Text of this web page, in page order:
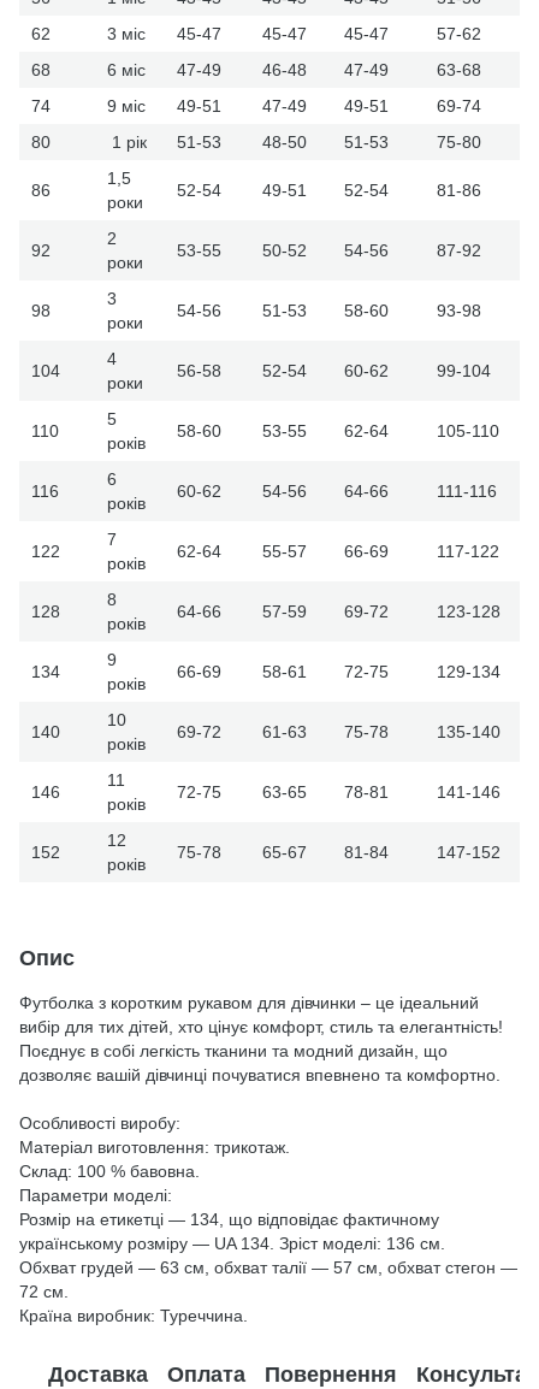
62
3 міс 45-47 45-47 45-47
57-62
68
6 міс 47-49 46-48 47-49
63-68
74
9 міс 49-51 47-49 49-51
69-74
80
1 рік 51-53 48-50 51-53 75-80
86
1,5
роки
52-54 49-51 52-54 81-86
92
2
роки
53-55 50-52 54-56 87-92
98
3
роки
54-56 51-53 58-60 93-98
104
4
роки
56-58 52-54 60-62 99-104
110
5
років
58-60 53-55 62-64 105-110
116
6
років
60-62 54-56 64-66 111-116
122
7
років
62-64 55-57 66-69 117-122
128
8
років
64-66 57-59 69-72 123-128
134
9
років
66-69 58-61 72-75 129-134
140
10
років
69-72 61-63 75-78 135-140
146
11
років
72-75 63-65 78-81 141-146
152
12
років
75-78 65-67 81-84 147-152
Опис
Футболка з коротким рукавом для дівчинки – це ідеальний
вибір для тих дітей, хто цінує комфорт, стиль та елегантність!
Поєднує в собі легкість тканини та модний дизайн, що
дозволяє вашій дівчинці почуватися впевнено та комфортно.
Особливості виробу:
Матеріал виготовлення: трикотаж.
Склад: 100 % бавовна.
Параметри моделі:
Розмір на етикетці — 134, що відповідає фактичному
українському розміру — UA 134. Зріст моделі: 136 см.
Обхват грудей — 63 см, обхват талії — 57 см, обхват стегон —
72 см.
Країна виробник: Туреччина.
Доставка Оплата Повернення